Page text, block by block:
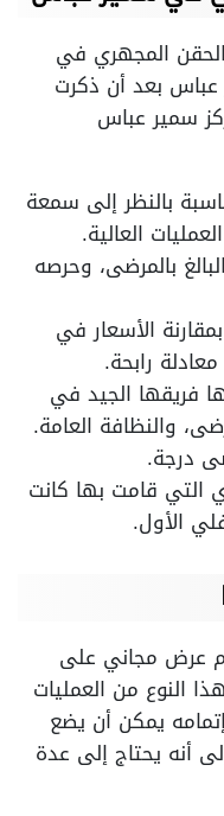
الحقن المجهري في
بعد أن ذكرت
سمير عباس
بالنظر إلى سمعة
العالية.
بالمرضى، وحرصه
الأسعار في
رابحة.
فريقها الجيد في
والنظافة العامة.
درجة.
التي قامت بها كانت
الأول.
عرض مجاني على
النوع من العمليات
يمكن أن يضع
أنه يحتاج إلى عدة